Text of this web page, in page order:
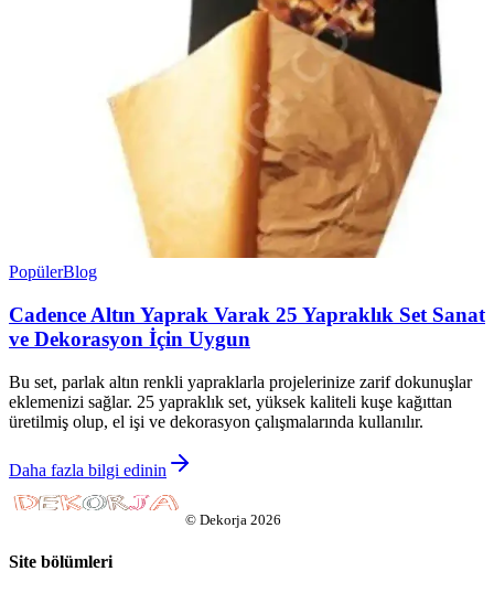
PopülerBlog
Cadence Altın Yaprak Varak 25 Yapraklık Set Sanat
ve Dekorasyon İçin Uygun
Bu set, parlak altın renkli yapraklarla projelerinize zarif dokunuşlar
eklemenizi sağlar. 25 yapraklık set, yüksek kaliteli kuşe kağıttan
üretilmiş olup, el işi ve dekorasyon çalışmalarında kullanılır.
Daha fazla bilgi edinin
© Dekorja 2026
Site bölümleri